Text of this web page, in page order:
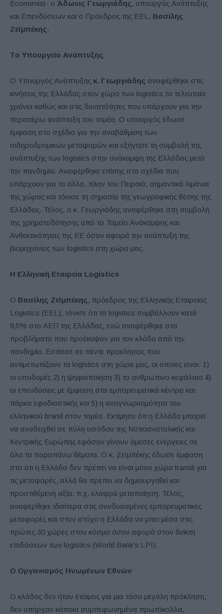
Economist- ο Άδωνις Γεωργιάδης , υπουργός Ανάπτυξης
και Επενδύσεων και ο Πρόεδρος της EEL, Βασίλης
Ζεϊμπέκης .
Το Υπουργείο Ανάπτυξης
Ο Υπουργός Ανάπτυξης κ. Γεωργιάδης αναφέρθηκε στις
κινήσεις της Ελλάδας στον χώρο των logistics τα τελευταία
χρόνια καθώς και στις δυνατότητες που υπάρχουν για την
περαιτέρω ανάπτυξη του τομέα. Ο υπουργός έδωσε
έμφαση στο σχέδιο για την αναβάθμιση των
σιδηροδρομικών μεταφορών και εξήγησε τη συμβολή της
ανάπτυξης των logistics στην ανάκαμψη της Ελλάδας μετά
την πανδημία. Αναφέρθηκε επίσης στα σχέδια που
υπάρχουν για τα άλλα, πλην του Πειραιά, σημαντικά λιμάνια
της χώρας και τόνισε τη σημασία της γεωγραφικής θέσης της
Ελλάδας. Τέλος, ο κ. Γεωργιάδης αναφέρθηκε στη συμβολή
της χρηματοδότησης από το Ταμείο Ανάκαμψης και
Ανθεκτικότητας της ΕΕ όσον αφορά την ανάπτυξη της
βιομηχανίας των logistics στη χώρα μας.
Η Ελληνική Εταιρεία Logistics
Ο Βασίλης Ζεϊμπέκης , πρόεδρος της Ελληνικής Εταιρείας
Logistics (EEL), τόνισε ότι τα logistics συμβάλλουν κατά
9,5% στο ΑΕΠ της Ελλάδας, ενώ αναφέρθηκε στα
προβλήματα που προέκυψαν για τον κλάδο από την
πανδημία. Εστίασε σε πέντε προκλήσεις που
αντιμετωπίζουν τα logistics στη χώρα μας, οι οποίες είναι: 1)
οι υποδομές 2) η ψηφιοποίηση 3) το ανθρώπινο κεφάλαιο 4)
οι επενδύσεις με έμφαση στα εμπορευματικά κέντρα και
πάρκα εφοδιαστικής και 5) η αναγνωρισιμότητα του
ελληνικού brand στον τομέα. Εκτίμησε ότι η Ελλάδα μπορεί
να αναδειχθεί σε πύλη εισόδου της Νοτιοανατολικής και
Κεντρικής Ευρώπης εφόσον γίνουν άμεσες ενέργειες σε
όλα τα παραπάνω θέματα. Ο κ. Ζεϊμπέκης έδωσε έμφαση
στο ότι η Ελλάδα δεν πρέπει να είναι μόνο χώρα transit για
τις μεταφορές, αλλά θα πρέπει να δημιουργηθεί και
προστιθέμενη αξία, π.χ. ελαφρά μεταποίηση. Τέλος,
αναφέρθηκε ιδιαίτερα στις συνδυασμένες εμπορευματικές
μεταφορές και στον στόχο η Ελλάδα να μπει μέσα στις
πρώτες 30 χώρες στον κόσμο όσον αφορά στον δείκτη
επιδόσεων των logistics (World Bank’s LPI).
Ο Οργανισμός Ηνωμένων Εθνών
Ο κλάδος δεν ήταν έτοιμος για μια τόσο μεγάλη πρόκληση,
δεν υπήρχαν κάποια συμπεφωνημένα πρωτόκολλα,